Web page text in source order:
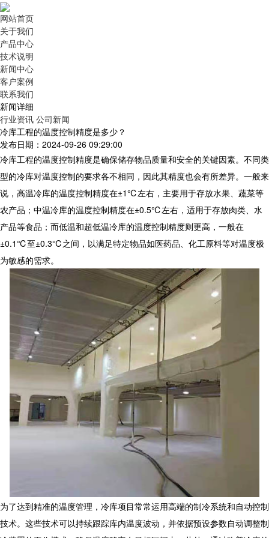
网站首页
关于我们
产品中心
技术说明
新闻中心
客户案例
联系我们
新闻详细
行业资讯 公司新闻
冷库工程的温度控制精度是多少？
发布日期：2024-09-26 09:29:00
冷库工程的温度控制精度是确保储存物品质量和安全的关键因素。不同类
型的冷库对温度控制的要求各不相同，因此其精度也会有所差异。一般来
说，高温冷库的温度控制精度在±1℃左右，主要用于存放水果、蔬菜等
农产品；中温冷库的温度控制精度在±0.5℃左右，适用于存放肉类、水
产品等食品；而低温和超低温冷库的温度控制精度则更高，一般在
±0.1℃至±0.3℃之间，以满足特定物品如医药品、化工原料等对温度极
为敏感的需求。
为了达到精准的温度管理，冷库项目常常运用高端的制冷系统和自动控制
技术。这些技术可以持续跟踪库内温度波动，并依据预设参数自动调整制